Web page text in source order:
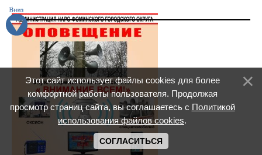
Этот сайт использует файлы cookies для более
комфортной работы пользователя. Продолжая
просмотр страниц сайта, вы соглашаетесь с Политикой
использования файлов cookies.
СОГЛАСИТЬСЯ